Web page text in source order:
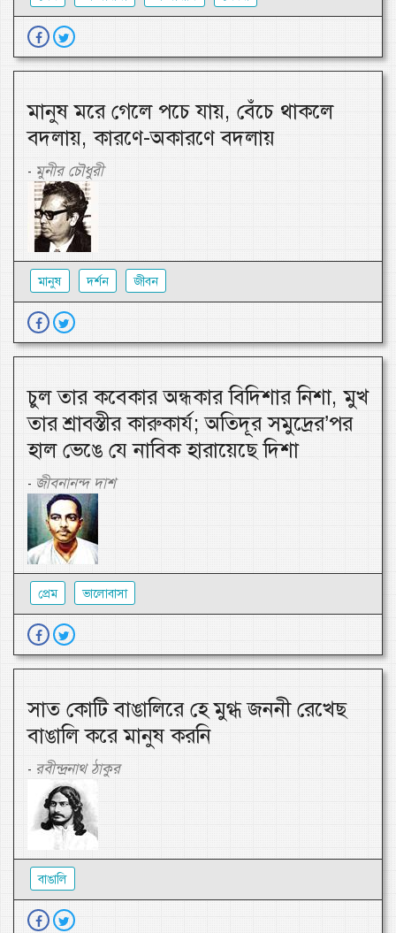
মানুষ মরে গেলে পচে যায়, বেঁচে থাকলে
বদলায়, কারণে-অকারণে বদলায়
- মুনীর চৌধুরী
মানুষ দর্শন জীবন
চুল তার কবেকার অন্ধকার বিদিশার নিশা, মুখ
তার শ্রাবস্তীর কারুকার্য; অতিদূর সমুদ্রের’পর
হাল ভেঙে যে নাবিক হারায়েছে দিশা
- জীবনানন্দ দাশ
প্রেম ভালোবাসা
সাত কোটি বাঙালিরে হে মুগ্ধ জননী রেখেছ
বাঙালি করে মানুষ করনি
- রবীন্দ্রনাথ ঠাকুর
বাঙালি